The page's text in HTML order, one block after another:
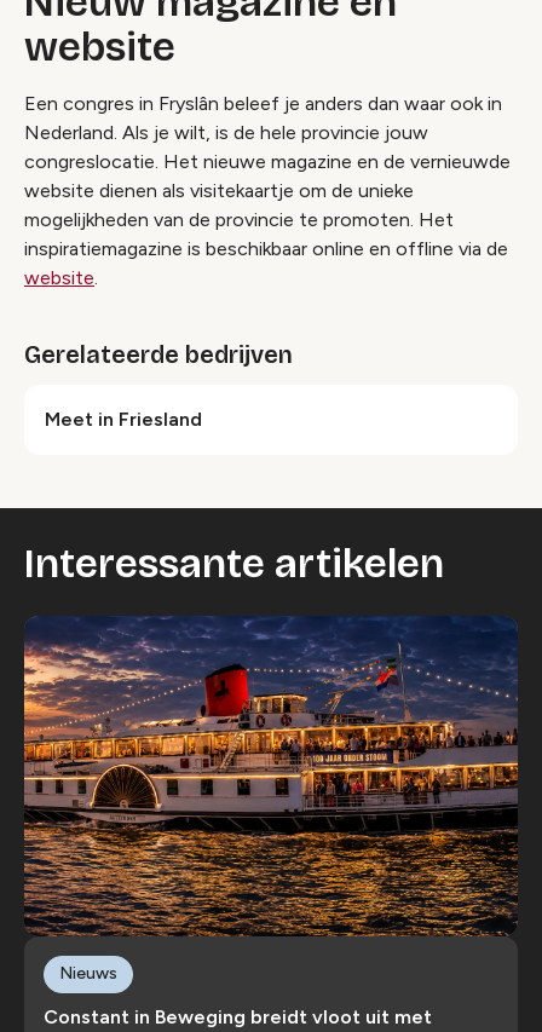
website
Een congres in Fryslân beleef je anders dan waar ook in
Nederland. Als je wilt, is de hele provincie jouw
congreslocatie. Het nieuwe magazine en de vernieuwde
website dienen als visitekaartje om de unieke
mogelijkheden van de provincie te promoten. Het
inspiratiemagazine is beschikbaar online en offline via de
website.
Gerelateerde bedrijven
Meet in Friesland
Interessante artikelen
Constant in Beweging breidt vloot uit met
Nieuws